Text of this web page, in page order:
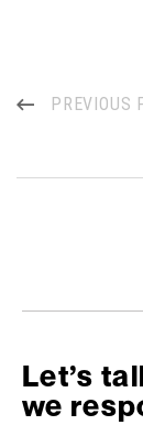
PREVIOUS
Let’s
we